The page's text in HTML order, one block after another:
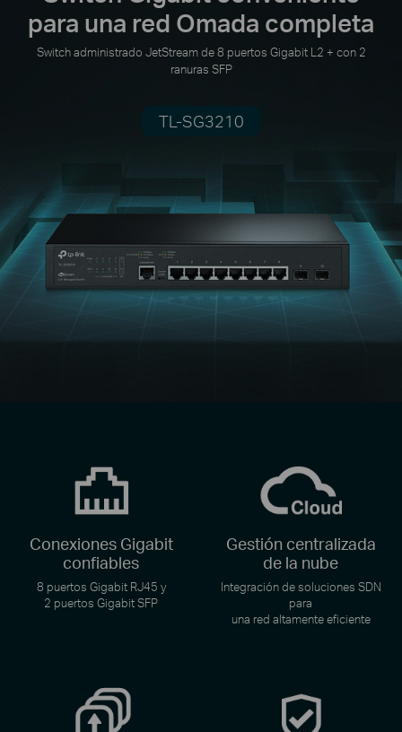
para una red Omada completa
Switch administrado JetStream de 8 puertos Gigabit L2 + con 2
ranuras SFP
TL-SG3210
Conexiones Gigabit
confiables
8 puertos Gigabit RJ45 y
2 puertos Gigabit SFP
Gestión centralizada
de la nube
Integración de soluciones SDN
para
una red altamente eficiente